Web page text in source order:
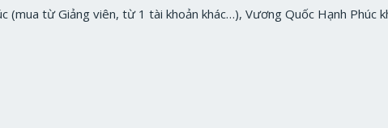
từ Giảng viên, từ 1 tài khoản khác…), Vương Quốc Hạnh Phúc